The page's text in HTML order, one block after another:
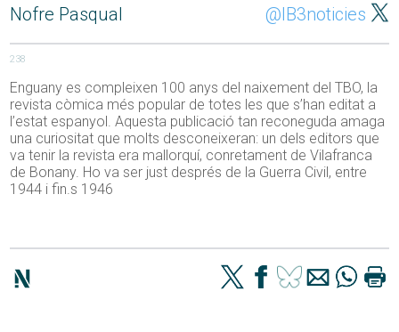
Nofre Pasqual @IB3noticies
238
Enguany es compleixen 100 anys del naixement del TBO, la
revista còmica més popular de totes les que s’han editat a
l’estat espanyol. Aquesta publicació tan reconeguda amaga
una curiositat que molts desconeixeran: un dels editors que
va tenir la revista era mallorquí, conretament de Vilafranca
de Bonany. Ho va ser just després de la Guerra Civil, entre
1944 i fin.s 1946